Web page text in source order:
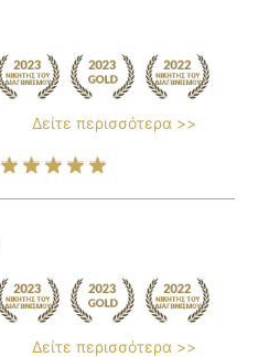
Δείτε περισσότερα >>
Δείτε περισσότερα >>